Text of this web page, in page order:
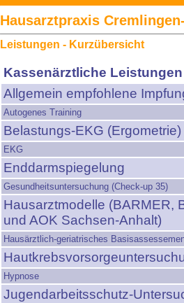
Hausarztpraxis
Leistungen - Kurzübersicht
Kassenärztliche Leistungen
Allgemein empfohlene
Autogenes Training
Belastungs-EKG (Ergometrie)
EKG
Enddarmspiegelung
Gesundheitsuntersuchung (Check-up 35)
Hausarztmodelle (BARMER,
und AOK Sachsen-Anhalt)
Hausärztlich-geriatrisches
Hypnose
Jugendarbeitsschutz-